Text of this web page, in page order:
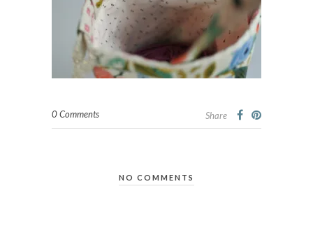
0 Comments Share
NO COMMENTS